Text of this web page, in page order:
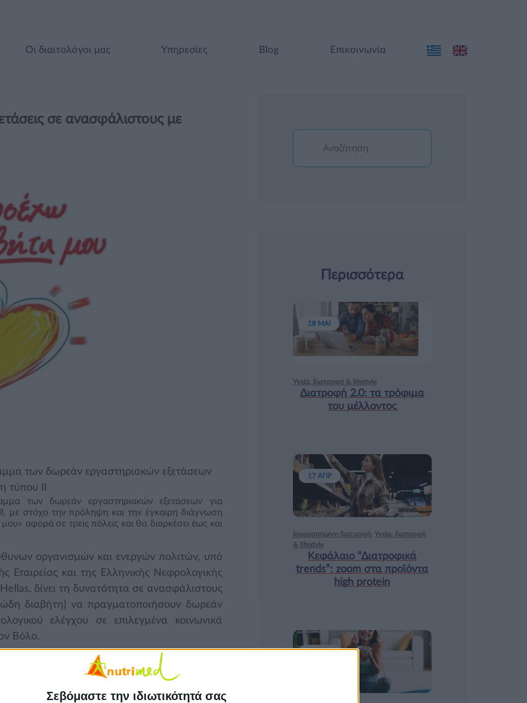
Σεβόμαστε την ιδιωτικότητά σας
Οι διαιτολόγοι μας Υπηρεσίες Blog Επικοινωνία
σε ανασφάλιστους με
των δωρεάν εργαστηριακών εξετάσεων
ΙΙ
των δωρεάν εργαστηριακών εξετάσεων για
με στόχο την πρόληψη και την έγκαιρη διάγνωση
αφορά σε τρεις πόλεις και θα διαρκέσει έως και
οργανισμών και ενεργών πολιτών, υπό
Εταιρείας και της Ελληνικής Νεφρολογικής
δίνει τη δυνατότητα σε ανασφάλιστους
διαβήτη) να πραγματοποιήσουν δωρεάν
ελέγχου σε επιλεγμένα κοινωνικά
Βόλο.
μονάδες της Βιοϊατρικής (και στον
Λύκα Μαρία, Σπ. Σπυρίδη 50, 24210-25925),
ενημερώνονται σχετικά με την κατάσταση
Περισσότερα
Υγεία, διατροφή & lifestyle
Διατροφή 2.0: τα τρόφιμα
του μέλλοντος
18 ΜΑΙ
Ισορροπημένη διατροφή, Υγεία, διατροφή
& lifestyle
Κεφάλαιο “Διατροφικά
trends”: zoοm στα προϊόντα
high protein
17 ΑΠΡ
18 ΦΕΒ